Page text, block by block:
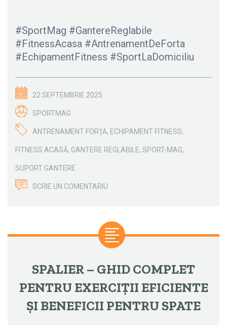
#SportMag #GantereReglabile
#FitnessAcasa #AntrenamentDeForta
#EchipamentFitness #SportLaDomiciliu
22 SEPTEMBRIE 2025
SPORTMAG
ANTRENAMENT FORȚĂ, ECHIPAMENT FITNESS,
FITNESS ACASĂ, GANTERE REGLABILE, SPORT-MAG,
SUPORT GANTERE
SCRIE UN COMENTARIU
SPALIER – GHID COMPLET
PENTRU EXERCIȚII EFICIENTE
ȘI BENEFICII PENTRU SPATE